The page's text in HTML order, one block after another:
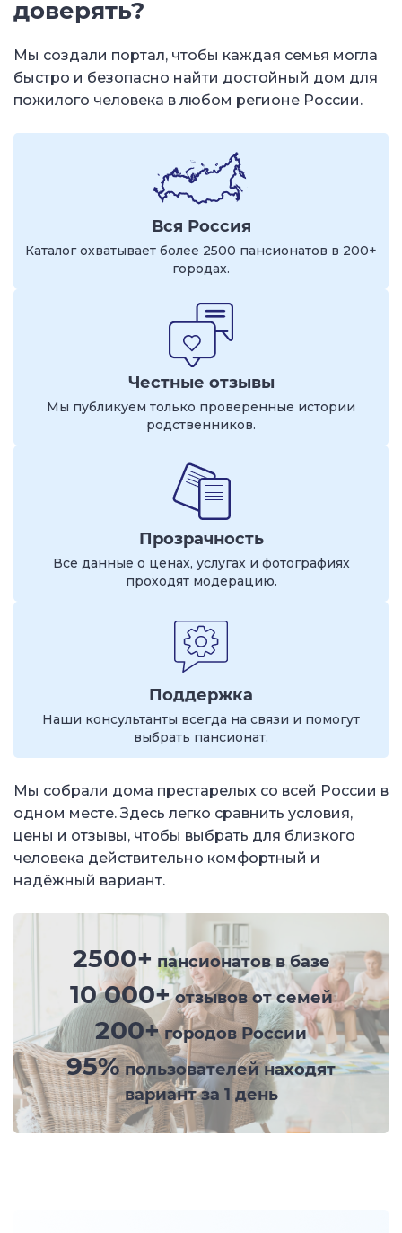
доверять?
Мы создали портал, чтобы каждая семья могла
быстро и безопасно найти достойный дом для
пожилого человека в любом регионе России.
Вся Россия
Каталог охватывает более 2500 пансионатов в 200+
городах.
Честные отзывы
Мы публикуем только проверенные истории
родственников.
Прозрачность
Все данные о ценах, услугах и фотографиях
проходят модерацию.
Поддержка
Наши консультанты всегда на связи и помогут
выбрать пансионат.
Мы собрали дома престарелых со всей России в
одном месте. Здесь легко сравнить условия,
цены и отзывы, чтобы выбрать для близкого
человека действительно комфортный и
надёжный вариант.
2500+ пансионатов в базе
10 000+отзывов от семей
200+городов России
95%пользователей находят
вариант за 1 день